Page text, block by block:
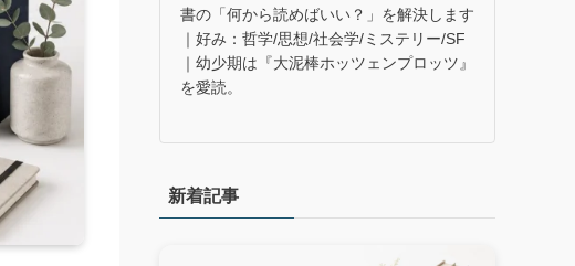
書の「何から読めばいい？」を解決します
｜好み：哲学/思想/社会学/ミステリー/SF
｜幼少期は『大泥棒ホッツェンプロッツ』
を愛読。
新着記事